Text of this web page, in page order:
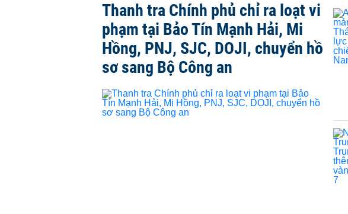
Thanh tra Chính phủ chỉ ra loạt vi
phạm tại Bảo Tín Mạnh Hải, Mi
Hồng, PNJ, SJC, DOJI, chuyển hồ
sơ sang Bộ Công an